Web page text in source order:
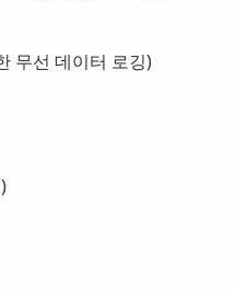
무선 데이터 로깅)